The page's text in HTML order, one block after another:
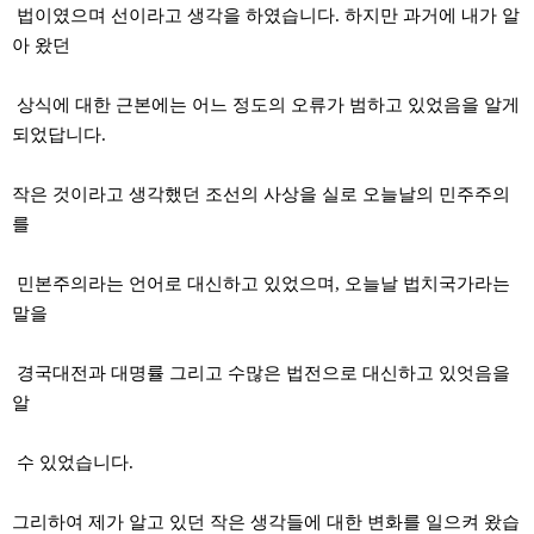
법이였으며 선이라고 생각을 하였습니다. 하지만 과거에 내가 알
아 왔던
상식에 대한 근본에는 어느 정도의 오류가 범하고 있었음을 알게
되었답니다.
작은 것이라고 생각했던 조선의 사상을 실로 오늘날의 민주주의
를
민본주의라는 언어로 대신하고 있었으며, 오늘날 법치국가라는
말을
경국대전과 대명률 그리고 수많은 법전으로 대신하고 있엇음을
알
수 있었습니다.
그리하여 제가 알고 있던 작은 생각들에 대한 변화를 일으켜 왔습